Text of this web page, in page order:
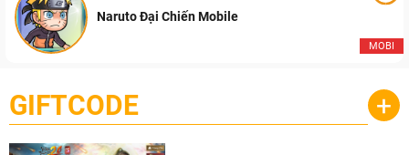
MOBI
Naruto Đại Chiến Mobile
GIFTCODE +